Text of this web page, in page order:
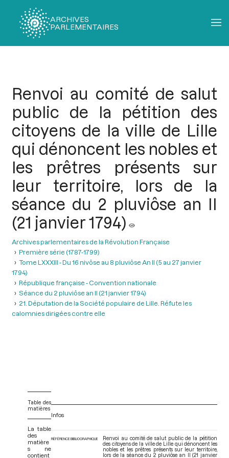
ARCHIVES
PARLEMENTAIRES
Renvoi au comité de salut
public de la pétition des
citoyens de la ville de Lille
qui dénoncent les nobles et
les prêtres présents sur
leur territoire, lors de la
séance du 2 pluviôse an II
(21 janvier 1794)
Archives parlementaires de la Révolution Française
Première série (1787-1799)
Tome LXXXIII - Du 16 nivôse au 8 pluviôse An II (5 au 27 janvier
1794)
République française - Convention nationale
Séance du 2 pluviôse an II (21 janvier 1794)
21. Députation de la Société populaire de Lille. Réfute les
calomnies dirigées contre elle
Table des
matières
La table
des
matière
s ne
contient
Infos
RÉFÉRENCE BIBLIOGRAPHIQUE
Renvoi au comité de salut public de la pétition
des citoyens de la ville de Lille qui dénoncent les
nobles et les prêtres présents sur leur territoire,
lors de la séance du 2 pluviôse an II (21 janvier